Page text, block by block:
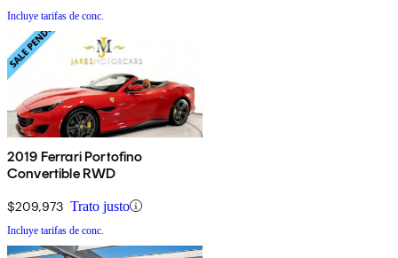
Incluye tarifas de conc.
2019 Ferrari Portofino
Convertible RWD
$209,973 Trato justo
Incluye tarifas de conc.